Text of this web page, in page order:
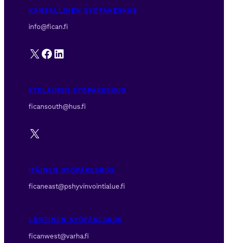
KANSALLINEN SYÖPÄKESKUS
info@fican.fi
X Facebook
LinkedIn
ETELÄINEN SYÖPÄKESKUS
ficansouth@hus.fi
X
ITÄINEN SYÖPÄKESKUS
ficaneast@pshyvinvointialue.fi
LÄNTINEN SYÖPÄKESKUS
ficanwest@varha.fi